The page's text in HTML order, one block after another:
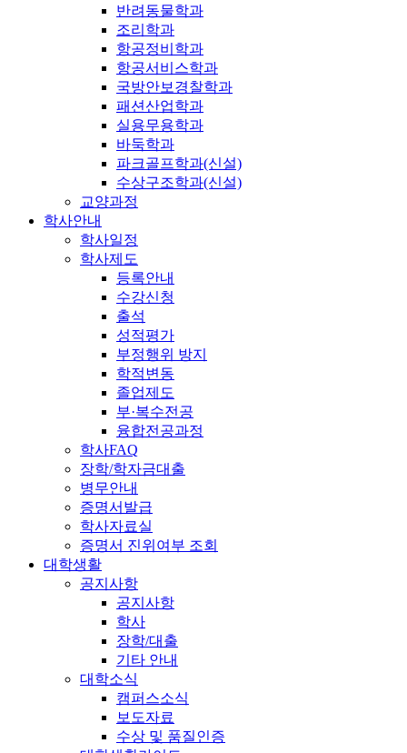
반려동물학과
조리학과
항공정비학과
항공서비스학과
국방안보경찰학과
패션산업학과
실용무용학과
바둑학과
파크골프학과(신설)
수상구조학과(신설)
교양과정
학사안내
학사일정
학사제도
등록안내
수강신청
출석
성적평가
부정행위 방지
학적변동
졸업제도
부·복수전공
융합전공과정
학사FAQ
장학/학자금대출
병무안내
증명서발급
학사자료실
증명서 진위여부 조회
대학생활
공지사항
공지사항
학사
장학/대출
기타 안내
대학소식
캠퍼스소식
보도자료
수상 및 품질인증